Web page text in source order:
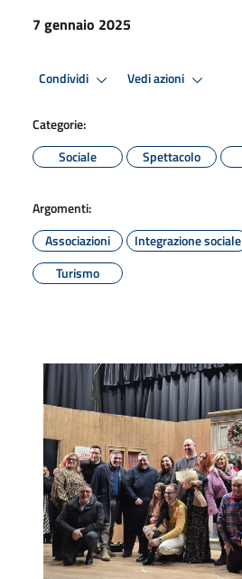
7 gennaio 2025
Condividi Vedi azioni
Categorie:
Sociale
Spettacolo
Argomenti:
Associazioni
Integrazione sociale
Turismo